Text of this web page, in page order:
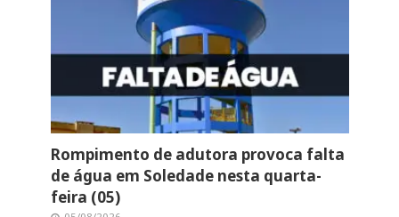
Rompimento de adutora provoca falta
de água em Soledade nesta quarta-
feira (05)